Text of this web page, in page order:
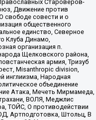
Староверов-
Движение против
свободе совести и о
общественного
единство, Северное
Клуба Динамо,
организация п.
Щелковского района,
армия, Тризуб
Misanthropic division,
инглиизма, Народная
объединение
Атака, Мечеть Мирмамеда,
ВОЛЯ, Меджлис
ТОЙС, О противодействии
Артподготовка, Штольц, В